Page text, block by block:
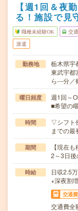
【週1回＆夜
る！施設で見
職種未経験OK 交
派遣
勤務地
栃木県宇
東武宇都
ら---分／
曜日頻度
週1回～
■希望の
時間
▽シフト
までの
期間
【現在
2～3日後
時給
日収2.5
+深夜割
交通費
交通費全